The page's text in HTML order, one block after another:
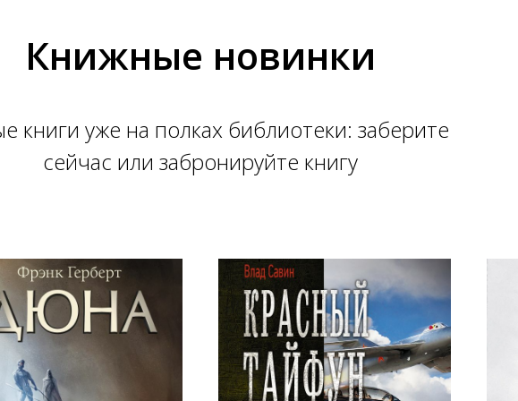
Книжные новинки
книги уже на полках библиотеки: заберите
сейчас или забронируйте книгу